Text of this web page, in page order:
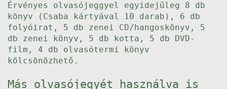
Érvényes olvasójeggyel egyidejűleg 8 db
könyv (Csaba kártyával 10 darab), 6 db
folyóirat, 5 db zenei CD/hangoskönyv, 5
db zenei könyv, 5 db kotta, 5 db DVD-
film, 4 db olvasótermi könyv
kölcsönözhető.
Más olvasójegyét használva is